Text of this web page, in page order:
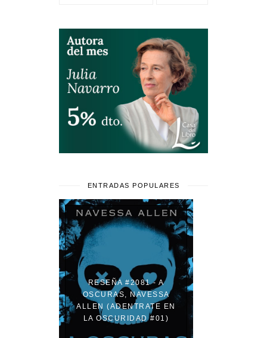
ENTRADAS POPULARES
RESEÑA #2081 - A
OSCURAS, NAVESSA
ALLEN (ADENTRATE EN
LA OSCURIDAD #01)